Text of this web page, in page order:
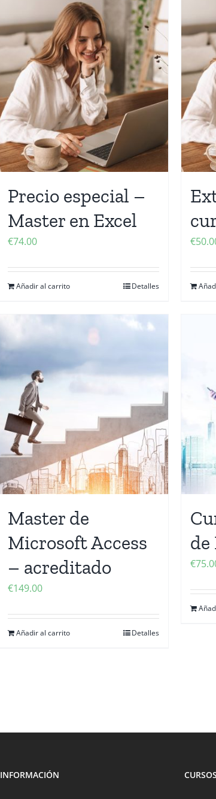
Precio especial –
Master en Excel
€74.00
Añadir al carrito Detalles
€
Master de
Microsoft Access
– acreditado
€149.00
Añadir al carrito Detalles
de
€
INFORMACIÓN CURSOS